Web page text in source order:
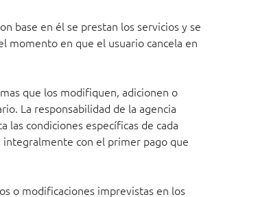
base en él se prestan los servicios y se
momento en que el usuario cancela en
que los modifiquen, adicionen o
La responsabilidad de la agencia
condiciones específicas de cada
integralmente con el primer pago que
o modificaciones imprevistas en los